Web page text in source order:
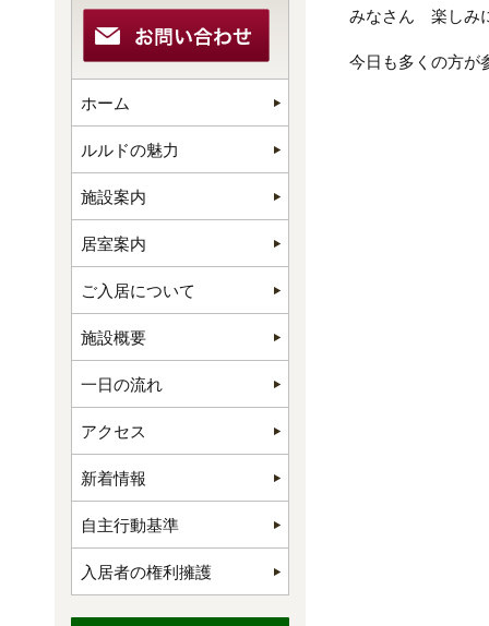
みなさん 楽し
今日も多くの方が
ホーム
ルルドの魅力
施設案内
居室案内
ご入居について
施設概要
一日の流れ
アクセス
新着情報
自主行動基準
入居者の権利擁護